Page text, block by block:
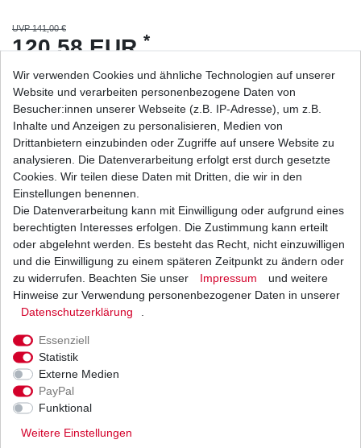
UVP 141,00 €
120,58 EUR *
Inhalt1Stück
Grundpreis120,58 € / Stück
sofort lieferbar
In den Warenkorb
Wunschliste
* inkl. ges. MwSt. zzgl.Versandkosten
Beschreibung
Weitere Details
Wir verwenden Cookies und ähnliche Technologien auf unserer
Website und verarbeiten personenbezogene Daten von
Besucher:innen unserer Webseite (z.B. IP-Adresse), um z.B.
Inhalte und Anzeigen zu personalisieren, Medien von
Drittanbietern einzubinden oder Zugriffe auf unsere Website zu
analysieren. Die Datenverarbeitung erfolgt erst durch gesetzte
Cookies. Wir teilen diese Daten mit Dritten, die wir in den
Einstellungen benennen.
Die Datenverarbeitung kann mit Einwilligung oder aufgrund eines
berechtigten Interesses erfolgen. Die Zustimmung kann erteilt
oder abgelehnt werden. Es besteht das Recht, nicht einzuwilligen
und die Einwilligung zu einem späteren Zeitpunkt zu ändern oder
zu widerrufen. Beachten Sie unser
Impressum
und weitere
Hinweise zur Verwendung personenbezogener Daten in unserer
Daten­schutz­erklärung
Essenziell
Statistik
Externe Medien
PayPal
Funktional
Weitere Einstellungen